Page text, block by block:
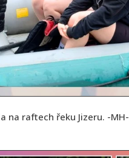
na raftech řeku Jizeru. -MH-